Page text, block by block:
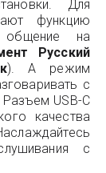
Для
функцию
общение на
Русский
). А режим
с
USB-C
качества
с